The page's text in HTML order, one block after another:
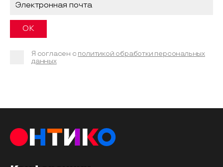
Я согласен с политикой обработки персональных
данных